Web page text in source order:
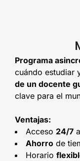
Programa
cuándo estudiar
de un docente
clave para el
Ventajas:
Acceso 24/7
Ahorro de
Horario